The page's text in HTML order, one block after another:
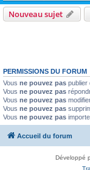
Nouveau sujet
PERMISSIONS DU FORUM
Vous ne pouvez pas publier
Vous ne pouvez pas
Vous ne pouvez pas
Vous ne pouvez pas
Vous ne pouvez pas
Accueil du forum
Développé